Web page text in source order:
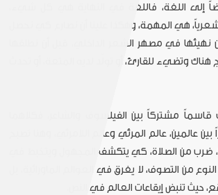
إلى اللغة، فاللغة في النهاية هي كل شيء،
هي المهمة، وهكذا علينا أن نصارع كي نحصل
نهيئها في مصهر الشعر الداخلي، قبل أن نطلقها
وتضيء للقارئ، أو تولّد لديه المتعة، أو تحدث
قاسماً مشتركاً بين الفيلسوف والشاعر، فكلاهما
عالمين، عالم المرئي وعالم اللامرئي، وهنا تصبح
ضرب من الصلاة، كي يتكشف المجهول ويتخبط في
من التصوف، لا يغرق في العوالم الماورائية، بل
حيث تنبض إيقاعات العالم في النص.